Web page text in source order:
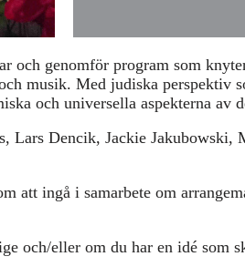
och genomför program som
musik. Med judiska perspektiv
och universella aspekterna av
Lars Dencik, Jackie Jakubowski,
att ingå i samarbete om
och/eller om du har en idé som